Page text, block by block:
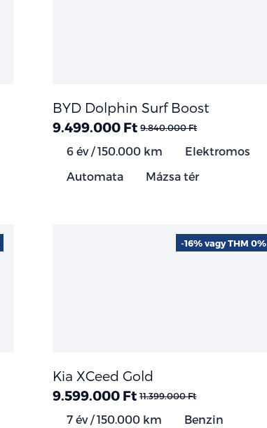
BYD Dolphin Surf Boost
9.499.000 Ft 9.840.000 Ft
6 év / 150.000 km
Elektromos
Automata
Mázsa tér
Kia XCeed Gold
9.599.000 Ft 11.399.000 Ft
7 év / 150.000 km Benzin
-16% vagy THM 0%